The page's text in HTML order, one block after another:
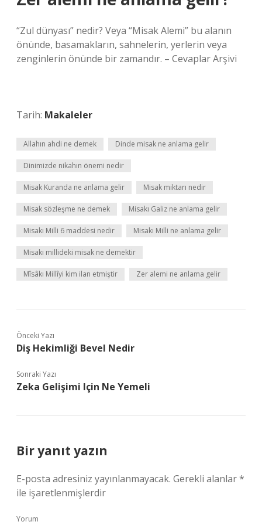
“Zul dünyası” nedir? Veya “Misak Alemi” bu alanın
önünde, basamakların, sahnelerin, yerlerin veya
zenginlerin önünde bir zamandır. – Cevaplar Arşivi
Tarih: Makaleler
Allahın ahdi ne demek Dinde misak ne anlama gelir
Dinimizde nikahın önemi nedir
Misak Kuranda ne anlama gelir Misak miktarı nedir
Misak sözleşme ne demek Misakı Galiz ne anlama gelir
Misakı Milli 6 maddesi nedir Misakı Milli ne anlama gelir
Misakı millideki misak ne demektir
Mîsâkı Millîyi kim ilan etmiştir Zer alemi ne anlama gelir
Önceki Yazı
Diş Hekimliği Bevel Nedir
Sonraki Yazı
Zeka Gelişimi Için Ne Yemeli
Bir yanıt yazın
E-posta adresiniz yayınlanmayacak. Gerekli alanlar*
ile işaretlenmişlerdir
Yorum